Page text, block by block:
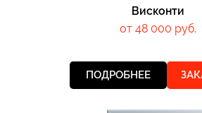
Висконти
от 48 000 руб.
ПОДРОБНЕЕ